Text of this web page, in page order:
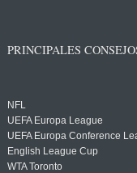
PRINCIPALES
NFL
UEFA Europa League
UEFA Europa Conference
English League Cup
WTA Toronto